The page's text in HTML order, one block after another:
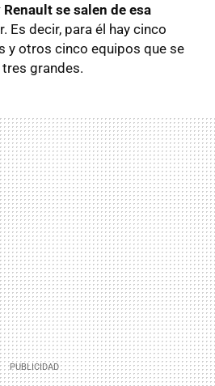
se salen de esa
Es decir, para él hay cinco
y otros cinco equipos que se
grandes.